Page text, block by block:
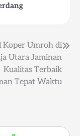
Koper Umroh di
Utara Jaminan
Kualitas Terbaik
Tepat Waktu